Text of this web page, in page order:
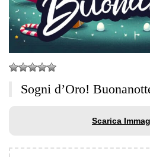
Sogni d’Oro!
Scarica